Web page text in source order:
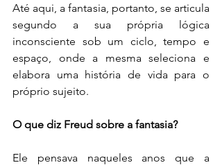
Até aqui, a fantasia, portanto, se articula
segundo a sua própria lógica
inconsciente sob um ciclo, tempo e
espaço, onde a mesma seleciona e
elabora uma história de vida para o
próprio sujeito.
O que diz Freud sobre a fantasia?
Ele pensava naqueles anos que a